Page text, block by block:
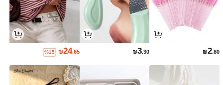
₪2.80
₪3.30
₪24.65
%15